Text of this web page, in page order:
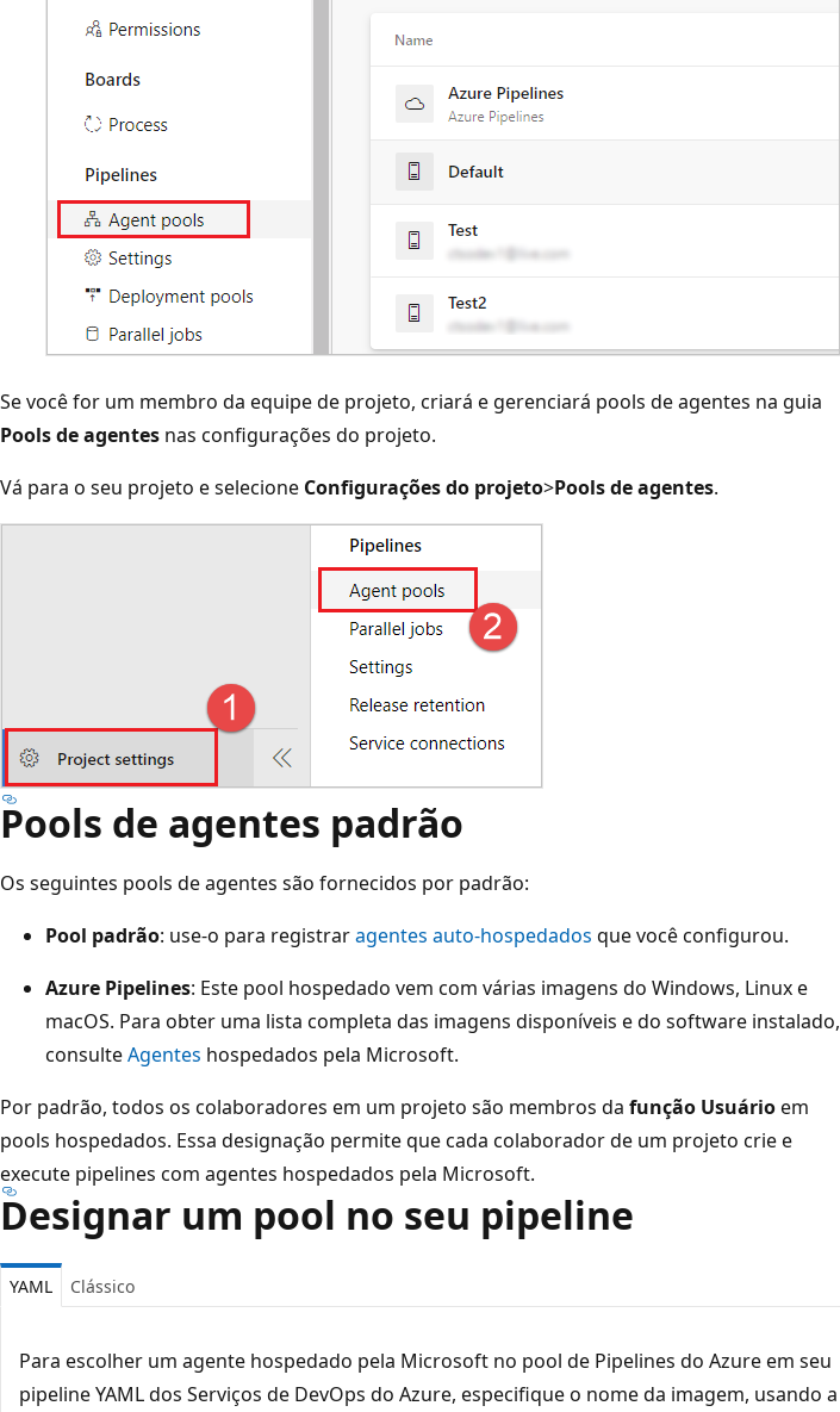
Se você for um membro da equipe de projeto, criará e gerenciará pools de agentes na guia
Pools de agentes nas configurações do projeto.
Vá para o seu projeto e selecione Configurações do projeto>Pools de agentes.
Pools de agentes padrão
Os seguintes pools de agentes são fornecidos por padrão:
Pool padrão: use-o para registraragentes auto-hospedados que você configurou.
Azure Pipelines: Este pool hospedado vem com várias imagens do Windows, Linux e
macOS. Para obter uma lista completa das imagens disponíveis e do software instalado,
consulteAgentes hospedados pela Microsoft.
Por padrão, todos os colaboradores em um projeto são membros da função Usuárioem
pools hospedados. Essa designação permite que cada colaborador de um projeto crie e
execute pipelines com agentes hospedados pela Microsoft.
Designar um pool no seu pipeline
YAML Clássico
Para escolher um agente hospedado pela Microsoft no pool de Pipelines do Azure em seu
pipeline YAML dos Serviços de DevOps do Azure, especifique o nome da imagem, usando a